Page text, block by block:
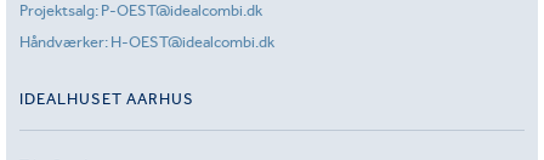
Projektsalg: P-OEST@idealcombi.dk
Håndværker: H-OEST@idealcombi.dk
IDEALHUSET AARHUS